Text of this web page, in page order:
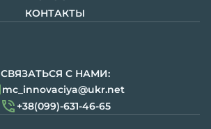
КОНТАКТЫ
СВЯЗАТЬСЯ С НАМИ:
mc_innovaciya@ukr.net
+38(099)-631-46-65